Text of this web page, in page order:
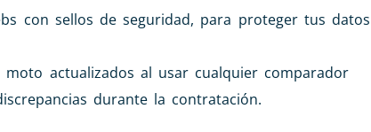
con sellos de seguridad, para proteger tus datos
actualizados al usar cualquier comparador
durante la contratación.